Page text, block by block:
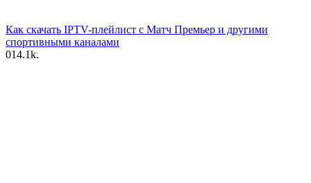
Как скачать IPTV-плейлист с Матч Премьер и другими
спортивными каналами
014.1k.